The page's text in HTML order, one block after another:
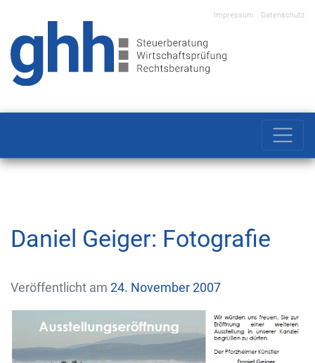
Impressum Datenschutz
Daniel Geiger: Fotografie
Veröffentlicht am 24. November 2007